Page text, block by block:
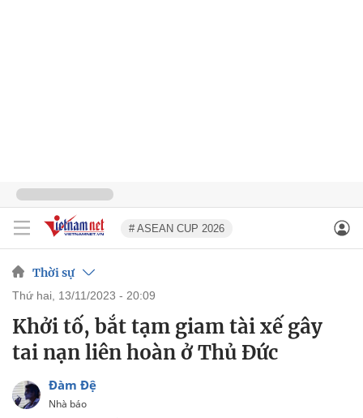
# ASEAN CUP 2026
Thời sự
thứ hai, 13/11/2023 - 20:09
Khởi tố, bắt tạm giam tài xế gây
tai nạn liên hoàn ở Thủ Đức
Đàm Đệ
Nhà báo